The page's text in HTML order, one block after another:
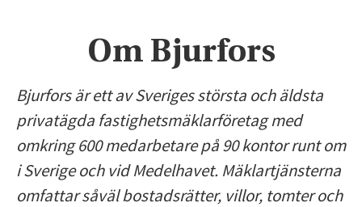
Om Bjurfors
Bjurfors är ett av Sveriges största och äldsta
privatägda fastighetsmäklarföretag med
omkring 600 medarbetare på 90 kontor runt om
i Sverige och vid Medelhavet. Mäklartjänsterna
omfattar såväl bostadsrätter, villor, tomter och